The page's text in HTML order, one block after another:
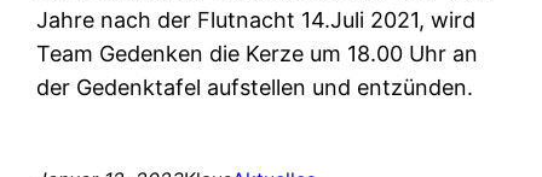
Jahre nach der Flutnacht 14.Juli 2021, wird
Team Gedenken die Kerze um 18.00 Uhr an
der Gedenktafel aufstellen und entzünden.